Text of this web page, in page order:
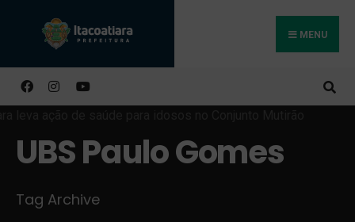
MENU
UBS Paulo Gomes
Tag Archive
Buscar